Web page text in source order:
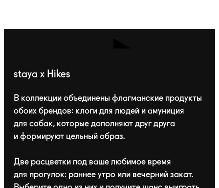
staya x Hikes
В коллекции объединены флагманские продукты
обоих брендов: клоги для людей и амуниция
для собак, которые дополняют друг друга
и формируют цельный образ.
Две расцветки под ваше любимое время
для прогулок: раннее утро или вечерний закат.